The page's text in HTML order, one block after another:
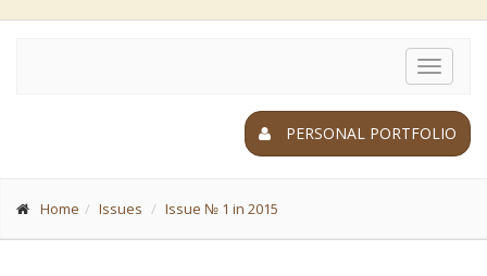
Toggle
PERSONAL PORTFOLIO
Home Issues Issue № 1 in 2015